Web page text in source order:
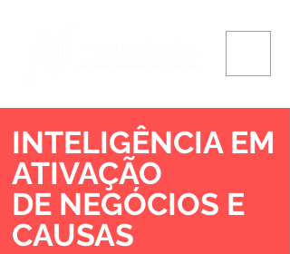
INTELIGÊNCIA EM
ATIVAÇÃO
DE NEGÓCIOS E
CAUSAS